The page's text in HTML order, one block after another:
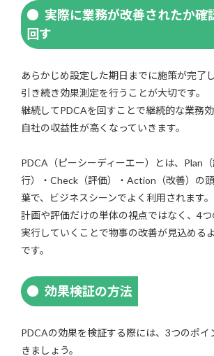
実際に業務が改善されたか確
回す
あらかじめ設定した期日までに施策が完了
引き続き効果測定を行うことが大切です。
継続してPDCAを回すことで継続的な業務効
自社の収益性が高くなっていきます。
PDCA（ピーシーディーエー）とは、Plan
行）・Check（評価）・Action（改善）の
葉で、ビジネスシーンでよく利用されます。
計画や評価だけの単体の視点ではなく、4
実行していくことで物事の改善が見込める
です。
効果検証の方法
PDCAの効果を検証する際には、3つのポイ
きましょう。